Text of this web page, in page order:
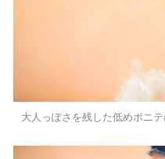
大人っぽさを残した低めポニ